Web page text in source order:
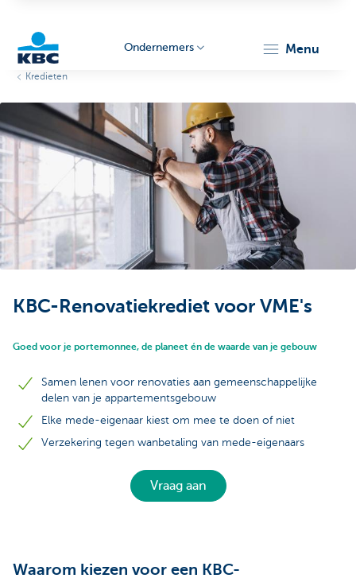
Ondernemers
Ondernemers menu
Kredieten
KBC-Renovatiekrediet voor VME's
Goed voor je portemonnee, de planeet én de waarde van je gebouw
Samen lenen voor renovaties aan gemeenschappelijke
delen van je appartementsgebouw
Elke mede-eigenaar kiest om mee te doen of niet
Verzekering tegen wanbetaling van mede-eigenaars
Vraag aan
Waarom kiezen voor een KBC-